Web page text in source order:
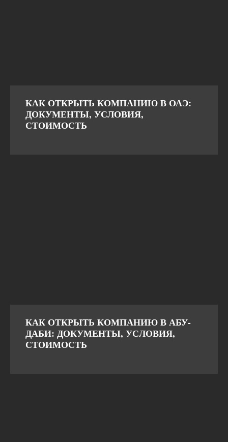
КАК ОТКРЫТЬ КОМПАНИЮ В ОАЭ:
ДОКУМЕНТЫ, УСЛОВИЯ,
СТОИМОСТЬ
КАК ОТКРЫТЬ КОМПАНИЮ В АБУ-
ДАБИ: ДОКУМЕНТЫ, УСЛОВИЯ,
СТОИМОСТЬ